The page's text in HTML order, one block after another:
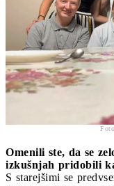
Omenili ste, da se
izkušnjah pridobili
S starejšimi se